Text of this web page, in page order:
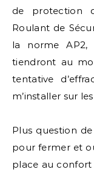
de protection
Roulant de
la norme AP2,
tiendront au
tentative
m’installer sur
Plus question
pour fermer et
place au confort